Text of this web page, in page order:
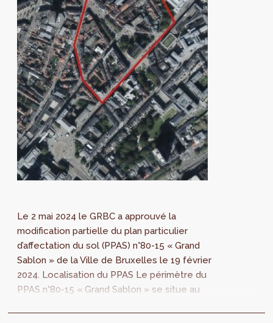
Le 2 mai 2024 le GRBC a approuvé la
modification partielle du plan particulier
d’affectation du sol (PPAS) n°80-15 « Grand
Sablon » de la Ville de Bruxelles le 19 février
2024. Localisation du PPAS Le périmètre du
PPAS n°80-15 « Grand Sablon » se situe au